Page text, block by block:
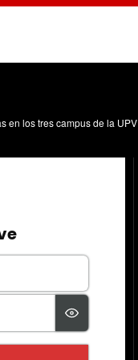
en los tres campus de la UPV